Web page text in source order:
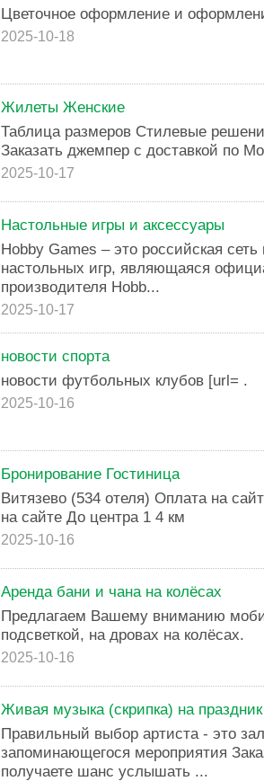
Цветочное оформление и
2025-10-18
Жилеты Женские
Таблица размеров Стилевые
Заказать джемпер с доставкой по
2025-10-17
Настольные игры и аксессуары
Hobby Games – это российская
настольных игр, являющаяся
производителя Hobb...
2025-10-17
новости спорта
новости футбольных клубов [url= .
2025-10-16
Бронирование Гостиница
Витязево (534 отеля) Оплата на
на сайте До центра 1 4 км
2025-10-16
Аренда бани и чана на колёсах
Предлагаем Вашему вниманию
подсветкой, на дровах на колёсах.
2025-10-16
Живая музыка (скрипка) на праздник
Правильный выбор артиста - это
запоминающегося мероприятия
получаете шанс услышать ...